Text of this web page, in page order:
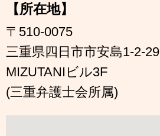
【所在地】
〒510-0075
三重県四日市市安島1-2-29
MIZUTANIビル3F
(三重弁護士会所属)